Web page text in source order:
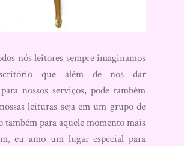
nós leitores sempre imaginamos
que além de nos dar
nossos serviços, pode também
leituras seja em um grupo de
também para aquele momento mais
eu amo um lugar especial para